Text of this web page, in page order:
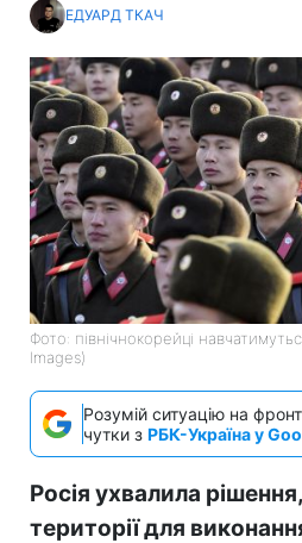
ЕДУАРД ТКАЧ
Фото: північнокорейці
Images)
Розумій ситуацію на
чутки з РБК-Україна у
Росія ухвалила
території для